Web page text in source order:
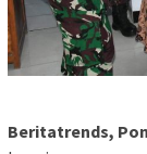
Beritatrends,